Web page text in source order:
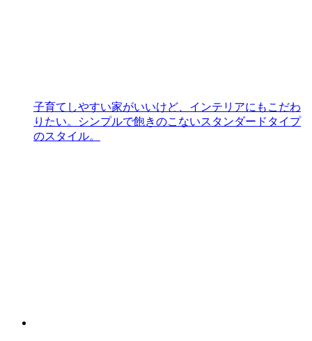
子育てしやすい家がいいけど、インテリアにもこだわ
りたい。シンプルで飽きのこないスタンダードタイプ
のスタイル。